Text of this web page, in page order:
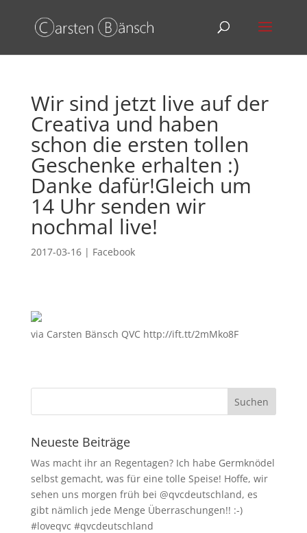
Wir sind jetzt live auf der
Creativa und haben
schon die ersten tollen
Geschenke erhalten :)
Danke dafür!Gleich um
14 Uhr senden wir
nochmal live!
2017-03-16| Facebook
via Carsten Bänsch QVC http://ift.tt/2mMko8F
Neueste Beiträge
Was macht ihr an Regentagen? Ich habe Germknödel
selbst gemacht, was für eine tolle Speise! Hoffe, wir
sehen uns morgen früh bei @qvcdeutschland, es
gibt nämlich jede Menge Überraschungen!! :-)
#loveqvc #qvcdeutschland